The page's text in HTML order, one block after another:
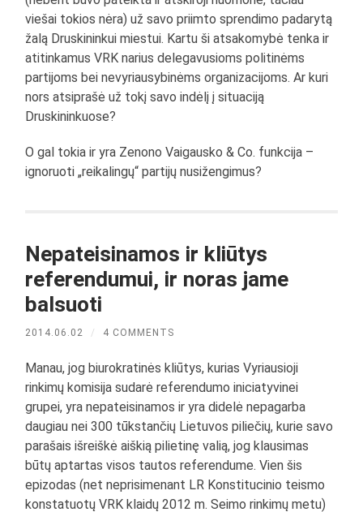
viešai tokios nėra) už savo priimto sprendimo padarytą
žalą Druskininkui miestui. Kartu ši atsakomybė tenka ir
atitinkamus VRK narius delegavusioms politinėms
partijoms bei nevyriausybinėms organizacijoms. Ar kuri
nors atsiprašė už tokį savo indėlį į situaciją
Druskininkuose?
O gal tokia ir yra Zenono Vaigausko & Co. funkcija –
ignoruoti „reikalingų“ partijų nusižengimus?
Nepateisinamos ir kliūtys
referendumui, ir noras jame
balsuoti
2014.06.02 / 4 COMMENTS
Manau, jog biurokratinės kliūtys, kurias Vyriausioji
rinkimų komisija sudarė referendumo iniciatyvinei
grupei, yra nepateisinamos ir yra didelė nepagarba
daugiau nei 300 tūkstančių Lietuvos piliečių, kurie savo
parašais išreiškė aiškią pilietinę valią, jog klausimas
būtų aptartas visos tautos referendume. Vien šis
epizodas (net neprisimenant LR Konstitucinio teismo
konstatuotų VRK klaidų 2012 m. Seimo rinkimų metu)